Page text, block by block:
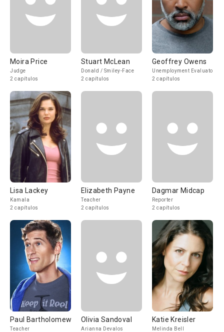
Moira Price
Judge
2 capítulos
Stuart McLean
Donald / Smiley-Face
2 capítulos
Geoffrey Owens
Unemployment Evaluator
2 capítulos
Lisa Lackey
Kamala
2 capítulos
Elizabeth Payne
Teacher
2 capítulos
Dagmar Midcap
Reporter
2 capítulos
Paul Bartholomew
Teacher
Olivia Sandoval
Arianna Devalos
Katie Kreisler
Melinda Bell